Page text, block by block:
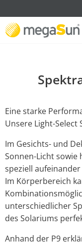
Eine starke
Unsere Light-
Im Gesichts- und
Sonnen-Licht sowie
speziell
Im Körperbereich
unterschiedlicher
des Solariums
Anhand der P9